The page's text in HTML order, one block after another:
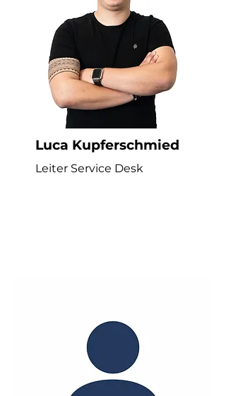
Luca Kupferschmied
Leiter Service Desk